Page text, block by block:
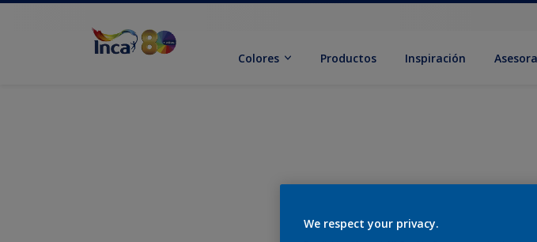
Colores Productos Inspiración
We respect your privacy.